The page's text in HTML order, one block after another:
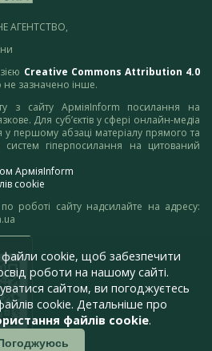
АГЕНТСТВО,
Creative Commons Attribution 4.0
зазначено інше.
з сайту АрміяInform посилання на
Для суб’єктів у сфері онлайн-медіа
першому абзаці матеріалу прямого та
систем гіперпосилання на цитований
АрміяInform
cookie
роботі сайту надсилайте на адресу:
cookie, щоб забезпечити
роботи на нашому сайті.
сайтом, ви погоджуєтесь
cookie. Детальніше про
файлів cookie.